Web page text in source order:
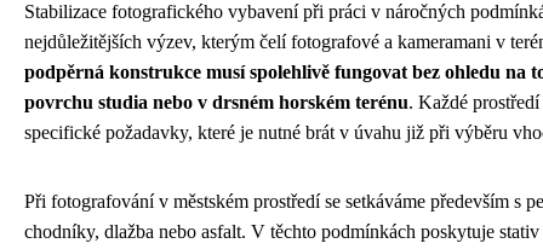
Stabilizace fotografického vybavení při práci v náročných
nejdůležitějších výzev, kterým čelí fotografové a kameramani v
podpěrná konstrukce musí spolehlivě fungovat bez ohledu na
povrchu studia nebo v drsném horském terénu. Každé
specifické požadavky, které je nutné brát v úvahu již při výběru
Při fotografování v městském prostředí se setkáváme především s
chodníky, dlažba nebo asfalt. V těchto podmínkách poskytuje